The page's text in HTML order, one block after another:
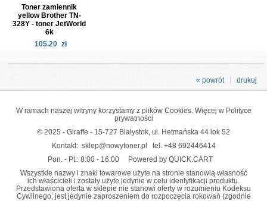
Toner zamiennik
yellow Brother TN-
328Y - toner JetWorld
6k
105.20 zł
drukuj
« powrót
W ramach naszej witryny korzystamy z plików Cookies. Więcej w Polityce
prywatności
© 2025 - Giraffe - 15-727 Białystok, ul. Hetmańska 44 lok 52
Kontakt: sklep@nowytoner.pl tel. +48 692446414
Pon. - Pt.: 8:00 - 16:00
Powered by QUICK.CART
Wszystkie nazwy i znaki towarowe użyte na stronie stanowią własność
ich właścicieli i zostały użyte jedynie w celu identyfikacji produktu.
Przedstawiona oferta w sklepie nie stanowi oferty w rozumieniu Kodeksu
Cywilnego, jest jedynie zaproszeniem do rozpoczęcia rokowań (zgodnie